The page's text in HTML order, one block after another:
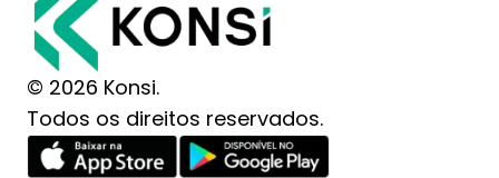
© 2026 Konsi.
Todos os direitos reservados.